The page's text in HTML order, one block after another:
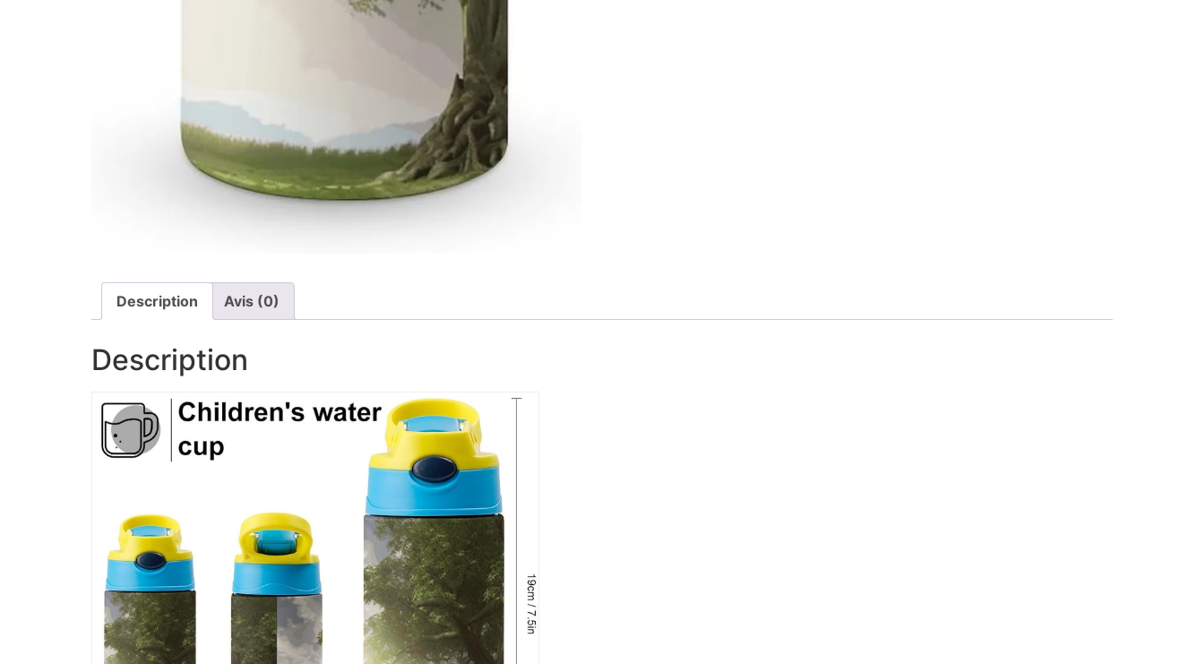
Description Avis (0)
Description